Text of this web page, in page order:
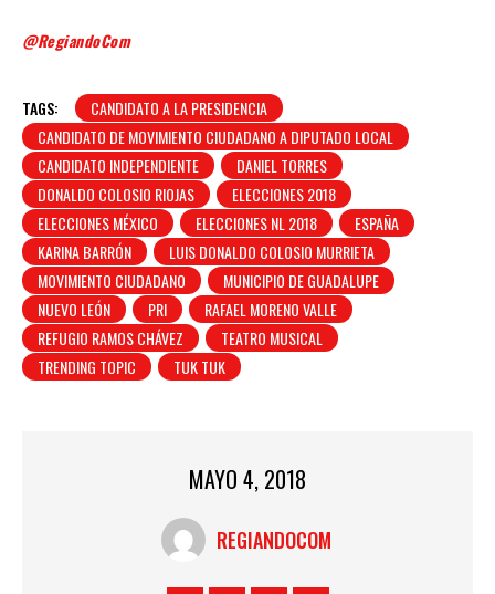
@RegiandoCom
TAGS:
CANDIDATO A LA PRESIDENCIA
CANDIDATO DE MOVIMIENTO CIUDADANO A DIPUTADO LOCAL
CANDIDATO INDEPENDIENTE
DANIEL TORRES
DONALDO COLOSIO RIOJAS
ELECCIONES 2018
ELECCIONES MÉXICO
ELECCIONES NL 2018
ESPAÑA
KARINA BARRÓN
LUIS DONALDO COLOSIO MURRIETA
MOVIMIENTO CIUDADANO
MUNICIPIO DE GUADALUPE
NUEVO LEÓN
PRI
RAFAEL MORENO VALLE
REFUGIO RAMOS CHÁVEZ
TEATRO MUSICAL
TRENDING TOPIC
TUK TUK
MAYO 4, 2018
REGIANDOCOM